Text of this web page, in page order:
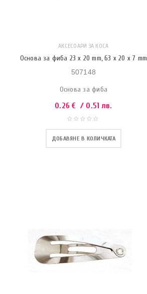
АКСЕСОАРИ ЗА КОСА
Основа за фиба 23 x 20 mm, 63 x 20 x 7 mm
507148
Основа за фиба
0.26€ / 0.51 лв.
ДОБАВЯНЕ В КОЛИЧКАТА